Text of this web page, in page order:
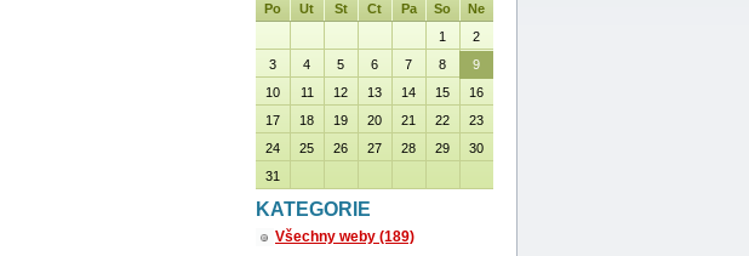
Po
Ut St Ct Pa So
Ne
1
2
3
4 5 6 7 8
9
10
11 12 13 14 15
16
17
18 19 20 21 22
23
24
25 26 27 28 29
30
31
KATEGORIE
Všechny weby (189)